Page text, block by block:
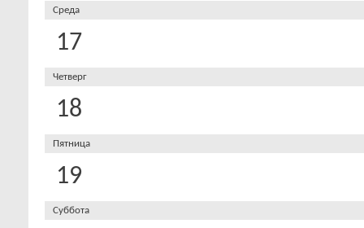
Среда
17
Четверг
18
Пятница
19
Суббота